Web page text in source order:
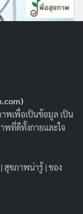
าร 10
นเยาว์ลง
พเพื่อเป็นข้อมูล เป็น
พที่ดีทั้งกายและใจ
|สุขภาพน่ารู้ |ของ